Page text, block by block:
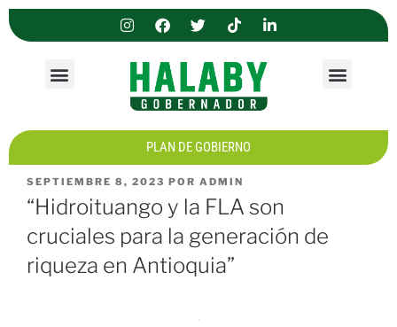
PLAN DE GOBIERNO
SEPTIEMBRE 8, 2023 POR ADMIN
“Hidroituango y la FLA son
cruciales para la generación de
riqueza en Antioquia”